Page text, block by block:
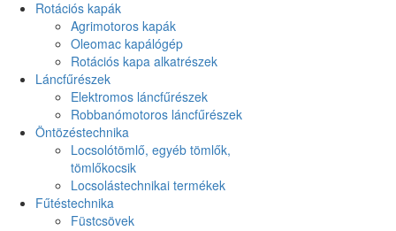
Rotációs kapák
Agrimotoros kapák
Oleomac kapálógép
Rotációs kapa alkatrészek
Láncfűrészek
Elektromos láncfűrészek
Robbanómotoros láncfűrészek
Öntözéstechnika
Locsolótömlő, egyéb tömlők,
tömlőkocsik
Locsolástechnikai termékek
Fűtéstechnika
Füstcsövek